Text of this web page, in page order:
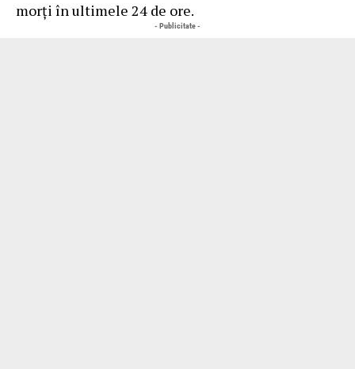
morți în ultimele 24 de ore.
- Publicitate -